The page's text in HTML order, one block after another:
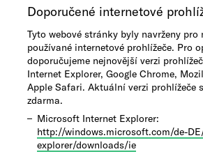
Doporučené internetové
Tyto webové stránky byly navrženy pro
používané internetové prohlížeče. Pro
doporučujeme nejnovější verzi
Internet Explorer, Google Chrome,
Apple Safari. Aktuální verzi prohlížeče
zdarma.
Microsoft Internet Explorer:
http://windows.microsoft.com/de-
explorer/downloads/ie